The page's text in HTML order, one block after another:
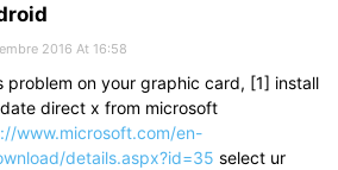
2016 At 16:58
problem on your graphic card, [1] install
direct x from microsoft
www.microsoft.com/en-
details.aspx?id=35 select ur